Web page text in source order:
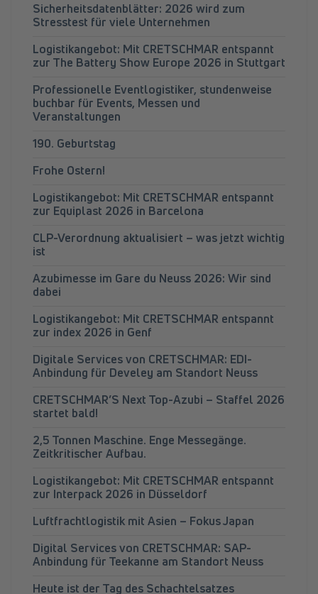
Sicherheitsdatenblätter: 2026 wird zum
Stresstest für viele Unternehmen
Logistikangebot: Mit CRETSCHMAR entspannt
zur The Battery Show Europe 2026 in Stuttgart
Professionelle Eventlogistiker, stundenweise
buchbar für Events, Messen und
Veranstaltungen
190. Geburtstag
Frohe Ostern!
Logistikangebot: Mit CRETSCHMAR entspannt
zur Equiplast 2026 in Barcelona
CLP-Verordnung aktualisiert – was jetzt wichtig
ist
Azubimesse im Gare du Neuss 2026: Wir sind
dabei
Logistikangebot: Mit CRETSCHMAR entspannt
zur index 2026 in Genf
Digitale Services von CRETSCHMAR: EDI-
Anbindung für Develey am Standort Neuss
CRETSCHMAR’S Next Top-Azubi – Staffel 2026
startet bald!
2,5 Tonnen Maschine. Enge Messegänge.
Zeitkritischer Aufbau.
Logistikangebot: Mit CRETSCHMAR entspannt
zur Interpack 2026 in Düsseldorf
Luftfrachtlogistik mit Asien – Fokus Japan
Digital Services von CRETSCHMAR: SAP-
Anbindung für Teekanne am Standort Neuss
Heute ist der Tag des Schachtelsatzes